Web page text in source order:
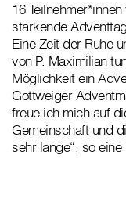
16
stärkende
Eine Zeit der Ruhe
von P. Maximilian
Möglichkeit ein
Göttweiger
freue ich mich auf
Gemeinschaft und
sehr lange“, so eine